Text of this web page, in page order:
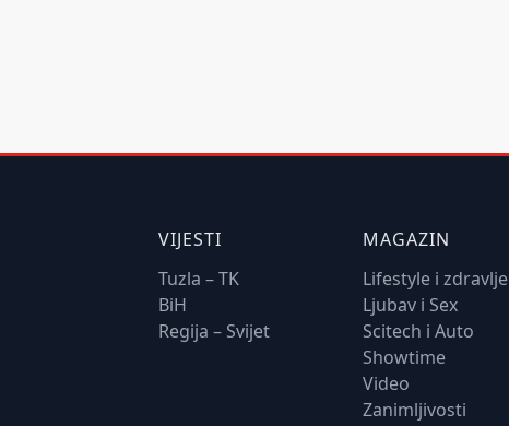
VIJESTI
Tuzla – TK
BiH
Regija – Svijet
MAGAZIN
Lifestyle i zdravlje
Ljubav i Sex
Scitech i Auto
Showtime
Video
Zanimljivosti